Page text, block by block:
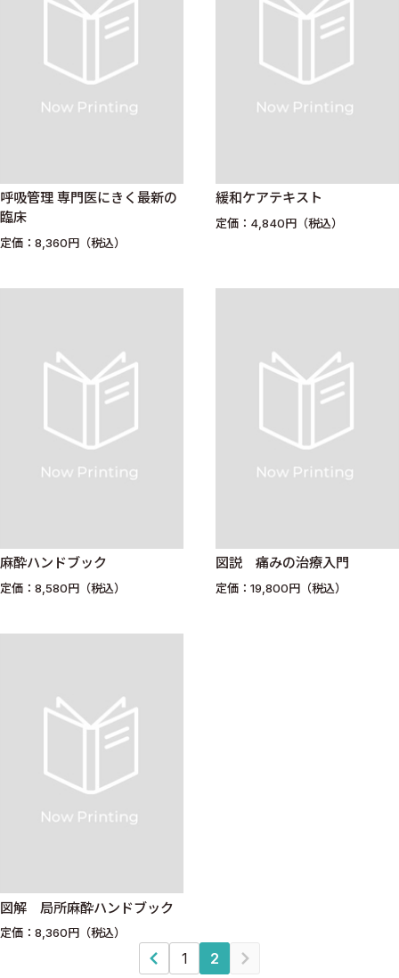
呼吸管理 専門医にきく最新の
臨床
定価：8,360円（税込）
緩和ケアテキスト
定価：4,840円（税込）
麻酔ハンドブック
定価：8,580円（税込）
図説 痛みの治療入門
定価：19,800円（税込）
図解 局所麻酔ハンドブック
定価：8,360円（税込）
1 2